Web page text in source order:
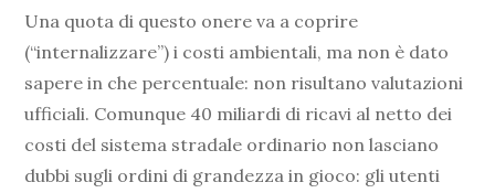
Una quota di questo onere va a coprire
(“internalizzare”) i costi ambientali, ma non è dato
sapere in che percentuale: non risultano valutazioni
ufficiali. Comunque 40 miliardi di ricavi al netto dei
costi del sistema stradale ordinario non lasciano
dubbi sugli ordini di grandezza in gioco: gli utenti